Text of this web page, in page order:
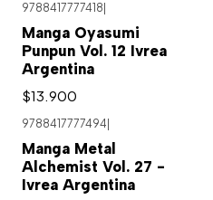
9788417777418
Manga Oyasumi
Punpun Vol. 12 Ivrea
Argentina
$13.900
9788417777494|
Manga Metal
Alchemist Vol. 27 -
Ivrea Argentina